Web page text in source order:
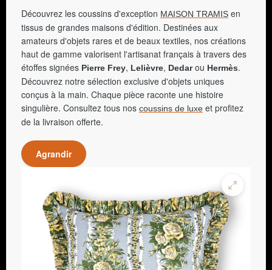
Découvrez les coussins d'exception MAISON TRAMIS en
tissus de grandes maisons d'édition. Destinées aux
amateurs d'objets rares et de beaux textiles, nos créations
haut de gamme valorisent l'artisanat français à travers des
étoffes signées Pierre Frey, Lelièvre, Dedarou Hermès.
Découvrez notre sélection exclusive d'objets uniques
conçus à la main. Chaque pièce raconte une histoire
singulière. Consultez tous nos coussins de luxe et profitez
de la livraison offerte.
Agrandir